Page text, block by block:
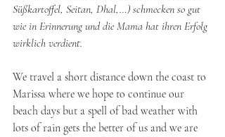
Süßkartoffel, Seitan, Dhal,…) schmecken so gut
wie in Erinnerung und die Mama hat ihren Erfolg
wirklich verdient.
We travel a short distance down the coast to
Marissa where we hope to continue our
beach days but a spell of bad weather with
lots of rain gets the better of us and we are